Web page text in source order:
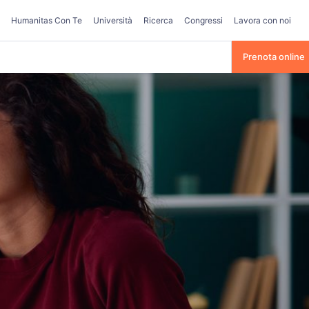
Humanitas Con Te Università Ricerca Congressi Lavora con noi
Prenota online